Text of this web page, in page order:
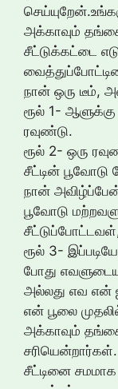
அக்காவும்
சீட்டுக்கட்டை
நான் ஒரு டீம்,
ரூல் 1-
ரவுண்டு.
ரூல் 2- ஒரு
சீட்டின்
நான்
பூவோடு
ரூல் 3-
போது
அல்லது எவ என்
என் பூலை
அக்காவும்
சரியென்றார்கள்.
சீட்டினை